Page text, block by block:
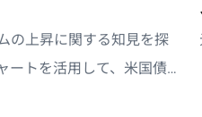
の上昇に関する知見を探
ートを活用して、米国債